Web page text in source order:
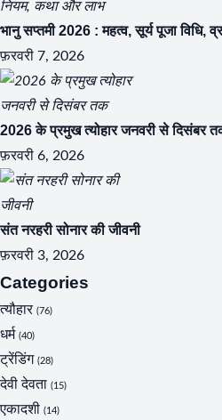
Search
भानु सप्तमी 2026 : महत्व, सूर्य पूजा विधि,
फ़रवरी 7, 2026
2026 के प्रमुख त्योहार जनवरी से दिसंबर
फ़रवरी 6, 2026
संत नरहरी सोनार की जीवनी
फ़रवरी 3, 2026
Categories
त्यौहार (76)
धर्म (40)
ट्रेंडिंग (28)
देवी देवता (15)
एकादशी (14)